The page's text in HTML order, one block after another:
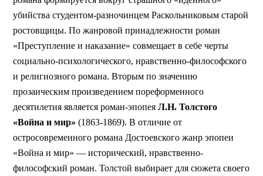
убийства студентом-разночинцем Раскольниковым старой
ростовщицы. По жанровой принадлежности роман
«Преступление и наказание» совмещает в себе черты
социально-психологического, нравственно-философского
и религиозного романа. Вторым по значению
прозаическим произведением пореформенного
десятилетия является роман-эпопея Л.Н. Толстого
«Война и мир» (1863-1869). В отличие от
остросовременного романа Достоевского жанр эпопеи
«Война и мир» — исторический, нравственно-
философский роман. Толстой выбирает для сюжета своего